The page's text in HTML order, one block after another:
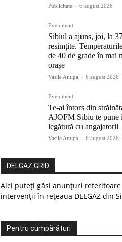
Publicitate - 6 august 2026
Eveniment
Sibiul a ajuns, joi, la
resimțite.
de 40 de grade în mai
orașe
Vasile Antipa - 6 august 2026
Eveniment
Te-ai întors din
AJOFM Sibiu te pune
legătură cu angajatorii
Vasile Antipa - 6 august 2026
DELGAZ GRID
Aici puteți găsi anunțuri referitoare
intervenții în rețeaua DELGAZ din
Pentru cumpărături